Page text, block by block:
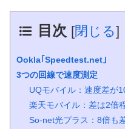
目次 [閉じる]
Ookla｢Speedtest.net｣
3つの回線で速度測定
UQモバイル：速度差が
楽天モバイル：差は2倍
So-net光プラス：8倍も